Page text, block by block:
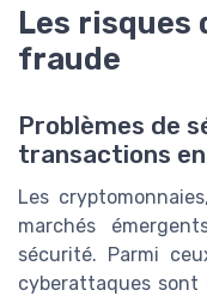
Les risques
fraude
Problèmes de
transactions
Les
marchés
sécurité. Parmi
cyberattaques sont